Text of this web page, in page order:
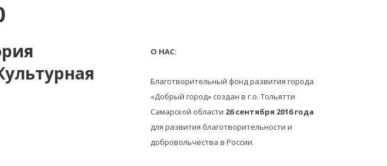
О НАС:
Благотворительный фонд развития города
«Добрый город» создан в г.о. Тольятти
Самарской области 26 сентября 2016 года
для развития благотворительности и
добровольчества в России.